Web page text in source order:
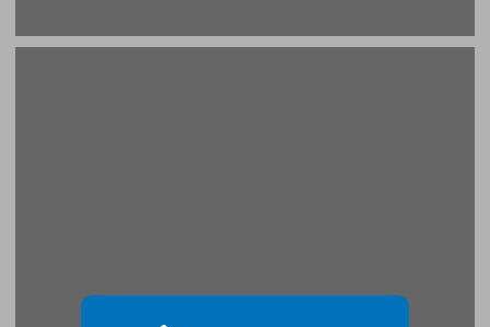
פרק 1: מדע ואידיאולוגיה ... 19